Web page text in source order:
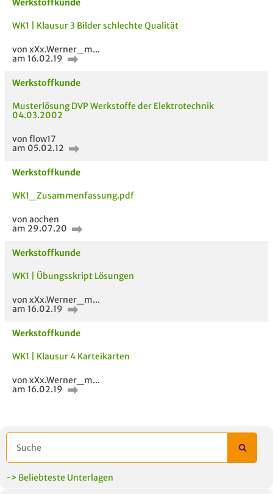
Passende Stellenanzeigen
AUCH IM MODUL
Werkstoffkunde
WK1 | Klausur 3 Bilder schlechte Qualität
von xXx.Werner_m...
am 16.02.19
Werkstoffkunde
Musterlösung DVP Werkstoffe der Elektrotechnik
04.03.2002
von flow17
am 05.02.12
Werkstoffkunde
WK1_Zusammenfassung.pdf
von aochen
am 29.07.20
Werkstoffkunde
WK1 | Übungsskript Lösungen
von xXx.Werner_m...
am 16.02.19
Werkstoffkunde
WK1 | Klausur 4 Karteikarten
von xXx.Werner_m...
am 16.02.19
-> Beliebteste Unterlagen